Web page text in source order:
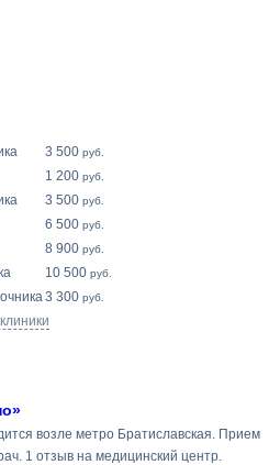
3 500 руб.
1 200 руб.
3 500 руб.
6 500 руб.
8 900 руб.
10 500 руб.
3 300 руб.
возле метро Братиславская. Прием
1 отзыв на медицинский центр.